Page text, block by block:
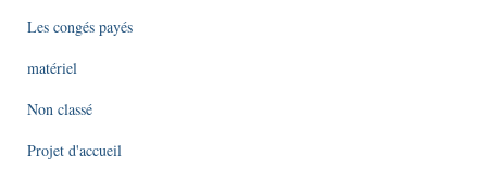
Les congés payés
matériel
Non classé
Projet d'accueil